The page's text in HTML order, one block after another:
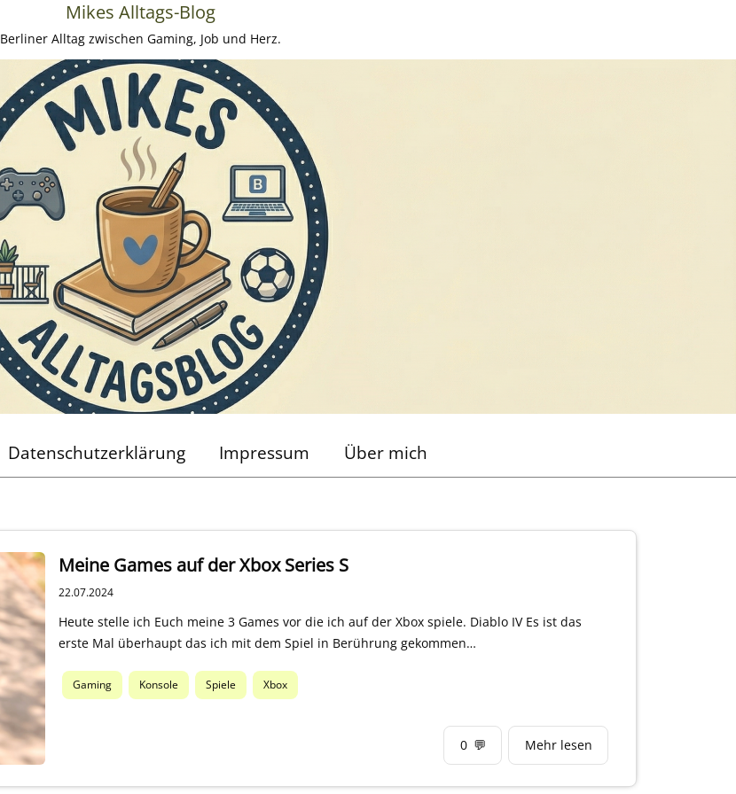
Mikes Alltags-Blog
Berliner Alltag zwischen Gaming, Job und Herz.
Datenschutzerklärung Impressum Über mich
Meine Games auf der Xbox Series S
22.07.2024
Heute stelle ich Euch meine 3 Games vor die ich auf der Xbox spiele. Diablo IV Es ist das
erste Mal überhaupt das ich mit dem Spiel in Berührung gekommen…
Gaming Konsole Spiele Xbox
0 💬 Mehr lesen